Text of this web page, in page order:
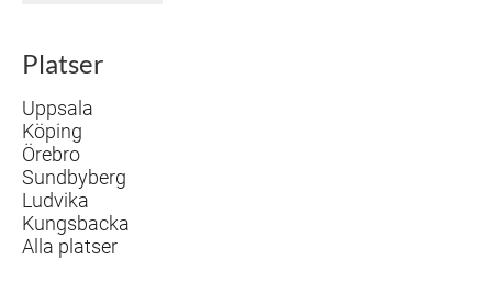
Platser
Uppsala
Köping
Örebro
Sundbyberg
Ludvika
Kungsbacka
Alla platser